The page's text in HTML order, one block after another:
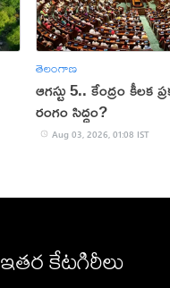
తెలంగాణ
ఆగస్టు 5.. కేంద్రం కీలక
రంగం సిద్ధం?
Aug 03, 2026, 01:08 IST
ఇతర కేటగిరీలు